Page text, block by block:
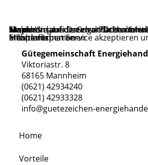
Sie sehen gerade einen
Google Maps
. Um auf den eigentlichen Inhalt zuzugreifen, klicken Sie auf die Schaltfläche unten. Bitte beachten Sie, dass dabei Daten an Drittanbieter weitergegeben werden.
Mehr Informationen
Inhalt entsperren
Erforderlichen Service akzeptieren und Inhalte entsperren
Gütegemeinschaft
Viktoriastr. 8
68165 Mannheim
(0621) 42934240
(0621) 42933328
info@guetezeichen-
Home
Vorteile